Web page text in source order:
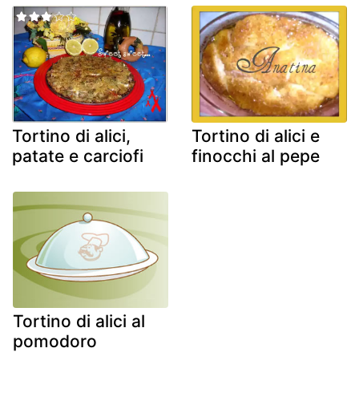
Tortino di alici,
patate e carciofi
Tortino di alici e
finocchi al pepe
Tortino di alici al
pomodoro